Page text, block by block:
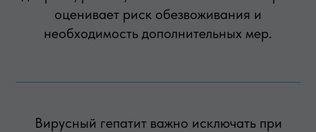
оценивает риск обезвоживания и
необходимость дополнительных мер.
Вирусный гепатит важно исключать при